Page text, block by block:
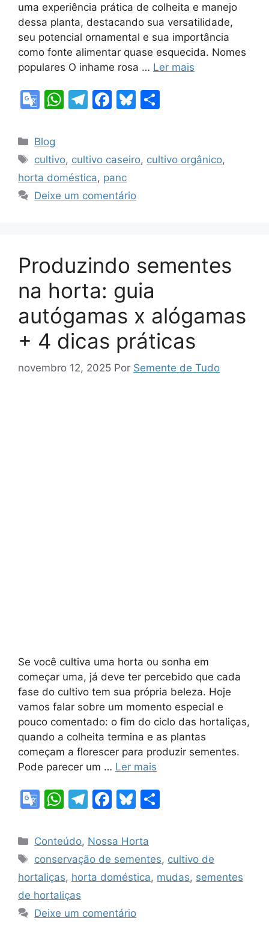
uma experiência prática de colheita e manejo
dessa planta, destacando sua versatilidade,
seu potencial ornamental e sua importância
como fonte alimentar quase esquecida. Nomes
populares O inhame rosa … Ler mais
G
o
gl
e
Tr
at
e
W
s
A
p
T
gr
a
m
F
e
b
o
Bl
s
y
e
Categorias
Blog
Tags
cultivo, cultivo caseiro, cultivo orgânico,
horta doméstica, panc
Deixe um comentário
Produzindo sementes
na horta: guia
autógamas x alógamas
+ 4 dicas práticas
novembro 12, 2025 Por Semente de Tudo
Se você cultiva uma horta ou sonha em
começar uma, já deve ter percebido que cada
fase do cultivo tem sua própria beleza. Hoje
vamos falar sobre um momento especial e
pouco comentado: o fim do ciclo das hortaliças,
quando a colheita termina e as plantas
começam a florescer para produzir sementes.
Pode parecer um … Ler mais
G
o
gl
e
Tr
a
W
at
s
A
p
p
T
e
gr
a
F
c
e
b
o
Bl
e
s
k
e
Categorias
Conteúdo, Nossa Horta
Tags
conservação de sementes, cultivo de
hortaliças, horta doméstica, mudas, sementes
de hortaliças
Deixe um comentário